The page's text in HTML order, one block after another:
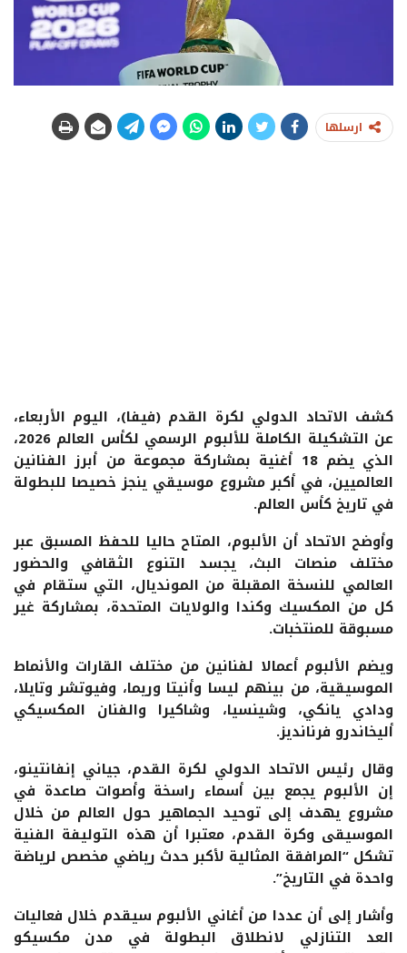
ارسلها
كشف الاتحاد الدولي لكرة القدم (فيفا)، اليوم الأربعاء،
عن التشكيلة الكاملة للألبوم الرسمي لكأس العالم 2026،
الذي يضم 18 أغنية بمشاركة مجموعة من أبرز الفنانين
العالميين، في أكبر مشروع موسيقي ينجز خصيصا للبطولة
في تاريخ كأس العالم.
وأوضح الاتحاد أن الألبوم، المتاح حاليا للحفظ المسبق عبر
مختلف منصات البث، يجسد التنوع الثقافي والحضور
العالمي للنسخة المقبلة من المونديال، التي ستقام في
كل من المكسيك وكندا والولايات المتحدة، بمشاركة غير
مسبوقة للمنتخبات.
ويضم الألبوم أعمالا لفنانين من مختلف القارات والأنماط
الموسيقية، من بينهم ليسا وأنيتا وريما، وفيوتشر وتايلا،
ودادي يانكي، وشينسيا، وشاكيرا والفنان المكسيكي
أليخاندرو فرنانديز.
وقال رئيس الاتحاد الدولي لكرة القدم، جياني إنفانتينو،
إن الألبوم يجمع بين أسماء راسخة وأصوات صاعدة في
مشروع يهدف إلى توحيد الجماهير حول العالم من خلال
الموسيقى وكرة القدم، معتبرا أن هذه التوليفة الفنية
تشكل “المرافقة المثالية لأكبر حدث رياضي مخصص لرياضة
واحدة في التاريخ”.
وأشار إلى أن عددا من أغاني الألبوم سيقدم خلال فعاليات
العد التنازلي لانطلاق البطولة في مدن مكسيكو